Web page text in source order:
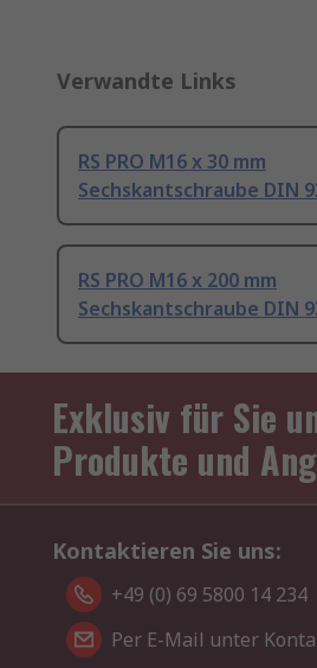
Verwandte Links
RS PRO M16 x 30 mm
Sechskantschraube DIN
RS PRO M16 x 200 mm
Sechskantschraube DIN
Exklusiv für Sie
Produkte und
Kontaktieren Sie uns:
+49 (0) 69 5800 14 234
Per E-Mail unter